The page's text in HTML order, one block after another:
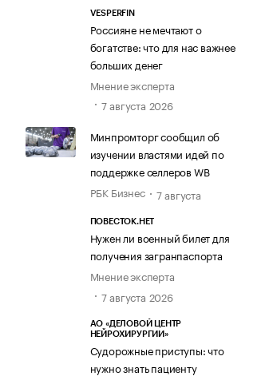
VESPERFIN
Россияне не мечтают о
богатстве: что для нас важнее
больших денег
Мнение эксперта
7 августа 2026
Минпромторг сообщил об
изучении властями идей по
поддержке селлеров WB
РБК Бизнес
7 августа
ПОВЕСТОК.НЕТ
Нужен ли военный билет для
получения загранпаспорта
Мнение эксперта
7 августа 2026
АО «ДЕЛОВОЙ ЦЕНТР
НЕЙРОХИРУРГИИ»
Судорожные приступы: что
нужно знать пациенту